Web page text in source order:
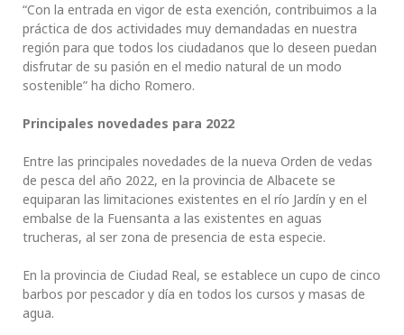
“Con la entrada en vigor de esta exención, contribuimos a la
práctica de dos actividades muy demandadas en nuestra
región para que todos los ciudadanos que lo deseen puedan
disfrutar de su pasión en el medio natural de un modo
sostenible” ha dicho Romero.
Principales novedades para 2022
Entre las principales novedades de la nueva Orden de vedas
de pesca del año 2022, en la provincia de Albacete se
equiparan las limitaciones existentes en el río Jardín y en el
embalse de la Fuensanta a las existentes en aguas
trucheras, al ser zona de presencia de esta especie.
En la provincia de Ciudad Real, se establece un cupo de cinco
barbos por pescador y día en todos los cursos y masas de
agua.